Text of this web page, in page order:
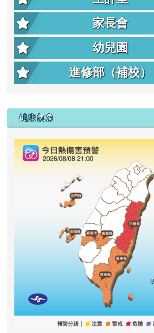
家長會
幼兒園
進修部（補校）
右邊區域內容
健康氣象